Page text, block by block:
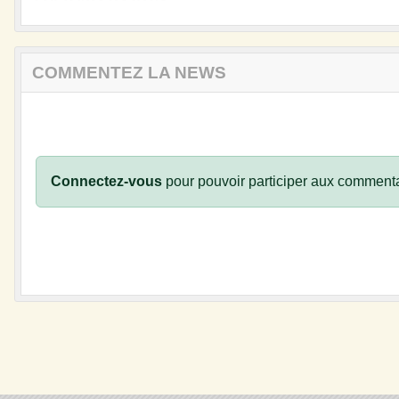
COMMENTEZ LA NEWS
Connectez-vous pour pouvoir participer aux